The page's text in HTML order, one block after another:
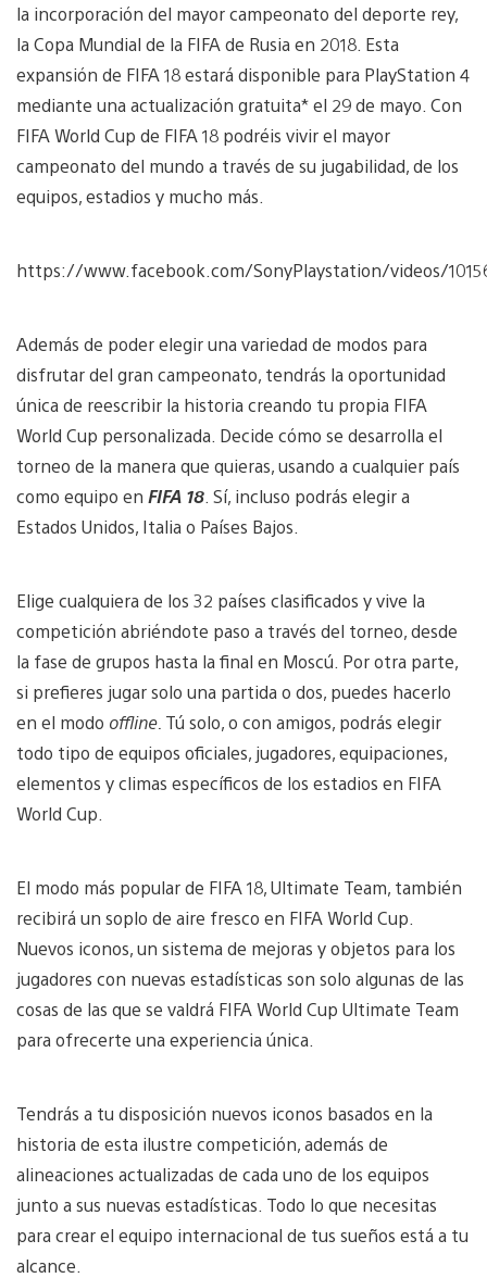
la incorporación del mayor campeonato del deporte rey,
la Copa Mundial de la FIFA de Rusia en 2018. Esta
expansión de FIFA 18 estará disponible para PlayStation 4
mediante una actualización gratuita* el 29 de mayo. Con
FIFA World Cup de FIFA 18 podréis vivir el mayor
campeonato del mundo a través de su jugabilidad, de los
equipos, estadios y mucho más.
https://www.facebook.com/SonyPlaystation/videos/
Además de poder elegir una variedad de modos para
disfrutar del gran campeonato, tendrás la oportunidad
única de reescribir la historia creando tu propia FIFA
World Cup personalizada. Decide cómo se desarrolla el
torneo de la manera que quieras, usando a cualquier país
como equipo en FIFA 18 . Sí, incluso podrás elegir a
Estados Unidos, Italia o Países Bajos.
Elige cualquiera de los 32 países clasificados y vive la
competición abriéndote paso a través del torneo, desde
la fase de grupos hasta la final en Moscú. Por otra parte,
si prefieres jugar solo una partida o dos, puedes hacerlo
en el modo offline. Tú solo, o con amigos, podrás elegir
todo tipo de equipos oficiales, jugadores, equipaciones,
elementos y climas específicos de los estadios en FIFA
World Cup.
El modo más popular de FIFA 18, Ultimate Team, también
recibirá un soplo de aire fresco en FIFA World Cup.
Nuevos iconos, un sistema de mejoras y objetos para los
jugadores con nuevas estadísticas son solo algunas de las
cosas de las que se valdrá FIFA World Cup Ultimate Team
para ofrecerte una experiencia única.
Tendrás a tu disposición nuevos iconos basados en la
historia de esta ilustre competición, además de
alineaciones actualizadas de cada uno de los equipos
junto a sus nuevas estadísticas. Todo lo que necesitas
para crear el equipo internacional de tus sueños está a tu
alcance.